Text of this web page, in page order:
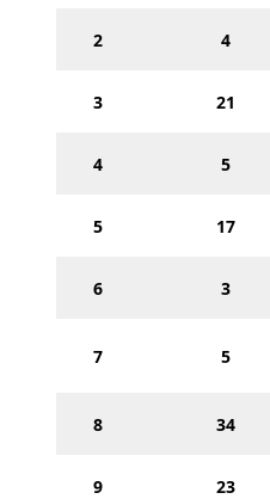
2 4
3 21
4 5
5 17
6 3
7 5
8 34
9 23